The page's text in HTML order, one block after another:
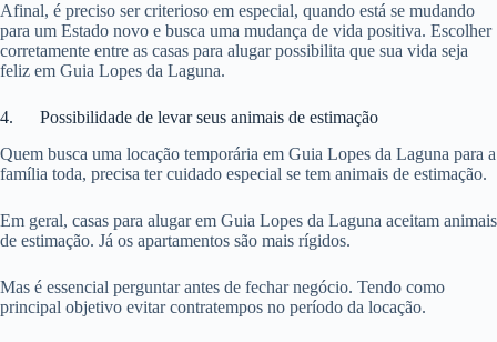
Afinal, é preciso ser criterioso em especial, quando está se mudando
para um Estado novo e busca uma mudança de vida positiva. Escolher
corretamente entre as casas para alugar possibilita que sua vida seja
feliz em Guia Lopes da Laguna.
4. Possibilidade de levar seus animais de estimação
Quem busca uma locação temporária em Guia Lopes da Laguna para a
família toda, precisa ter cuidado especial se tem animais de estimação.
Em geral, casas para alugar em Guia Lopes da Laguna aceitam animais
de estimação. Já os apartamentos são mais rígidos.
Mas é essencial perguntar antes de fechar negócio. Tendo como
principal objetivo evitar contratempos no período da locação.